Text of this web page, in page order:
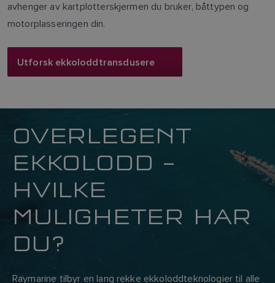
avhenger av kartplotterskjermen du bruker, båttypen og
motorplasseringen din.
Utforsk ekkoloddtransdusere
OVERLEGENT
EKKOLODD –
HVILKE
MULIGHETER HAR
DU?
Raymarine tilbyr en lang rekke ekkoloddteknologier til alle